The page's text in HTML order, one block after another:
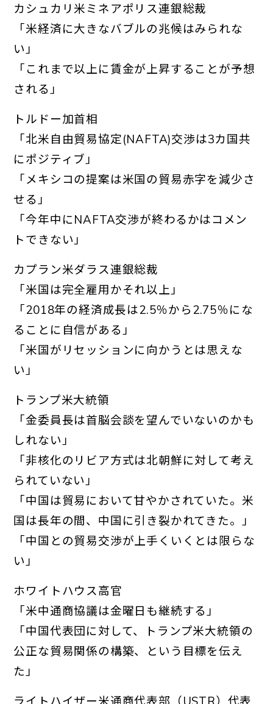
カシュカリ米ミネアポリス連銀総裁
「米経済に大きなバブルの兆候はみられな
い」
「これまで以上に賃金が上昇することが予想
される」
トルドー加首相
「北米自由貿易協定(NAFTA)交渉は3カ国共
にポジティブ」
「メキシコの提案は米国の貿易赤字を減少さ
せる」
「今年中にNAFTA交渉が終わるかはコメン
トできない」
カプラン米ダラス連銀総裁
「米国は完全雇用かそれ以上」
「2018年の経済成長は2.5％から2.75％にな
ることに自信がある」
「米国がリセッションに向かうとは思えな
い」
トランプ米大統領
「金委員長は首脳会談を望んでいないのかも
しれない」
「非核化のリビア方式は北朝鮮に対して考え
られていない」
「中国は貿易において甘やかされていた。米
国は長年の間、 中国に引き裂かれてきた。」
「中国との貿易交渉が上手くいくとは限らな
い」
ホワイトハウス高官
「米中通商協議は金曜日も継続する」
「中国代表団に対して、トランプ米大統領の
公正な貿易関係の構築、という目標を伝え
た」
ライトハイザー米通商代表部（USTR）代表